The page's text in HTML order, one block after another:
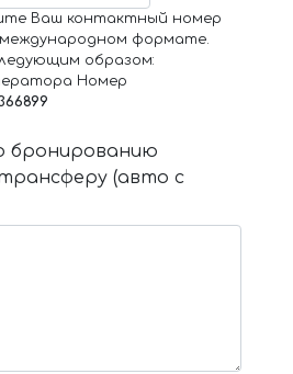
Ваш контактный номер
формате.
образом:
Номер
бронированию
(авто с